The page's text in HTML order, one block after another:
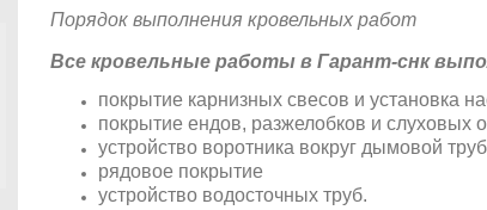
Порядок выполнения кровельных работ
Все кровельные работы в Гарант-снк
покрытие карнизных свесов и установка
покрытие ендов, разжелобков и слуховых
устройство воротника вокруг дымовой
рядовое покрытие
устройство водосточных труб.